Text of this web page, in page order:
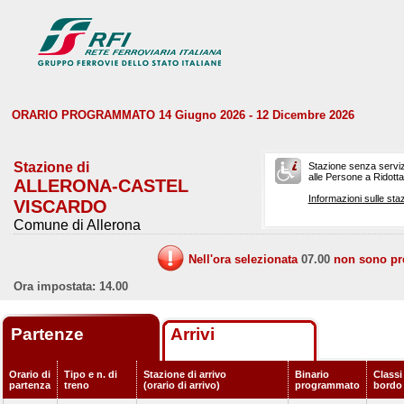
ORARIO PROGRAMMATO 14 Giugno 2026 - 12 Dicembre 2026
Stazione di
ALLERONA-CASTEL
VISCARDO
Comune di Allerona
Stazione senza
alle Persone a
Informazioni sulle
Nell'ora selezionata 07.00 non sono
Ora impostata: 14.00
Partenze Arrivi
Orario di
partenza
Tipo e n. di
treno
Stazione di arrivo
(orario di arrivo)
Binario
programmato
Classi
bordo